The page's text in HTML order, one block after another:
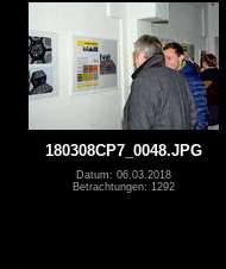
180308CP7_0048.JPG
Datum: 06.03.2018
Betrachtungen: 1292